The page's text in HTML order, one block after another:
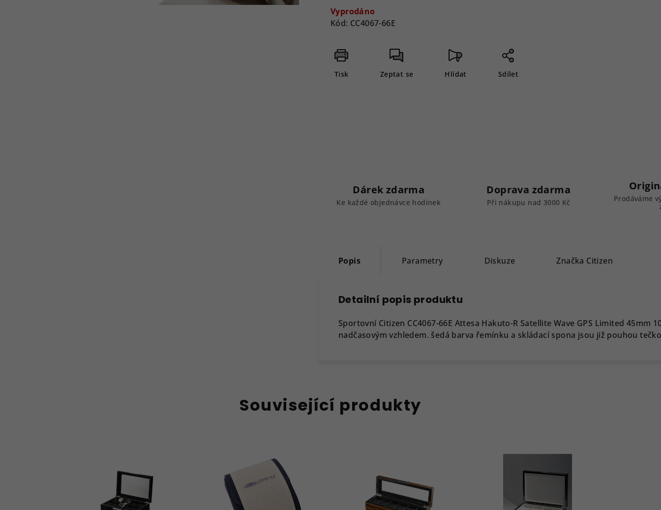
cena:
Vyprodáno
Kód: CC4067-66E
Tisk Zeptat se Hlídat Sdílet
Dárek zdarma
Ke každé objednávce hodinek
Doprava zdarma
Při nákupu nad 3000 Kč
Prodáváme
Popis Parametry Diskuze Značka Citizen
Detailní popis produktu
Sportovní Citizen CC4067-66E Attesa Hakuto-R Satellite Wave GPS Limited 45mm
nadčasovým vzhledem. šedá barva řemínku a skládací spona jsou již pouhou
Související produkty